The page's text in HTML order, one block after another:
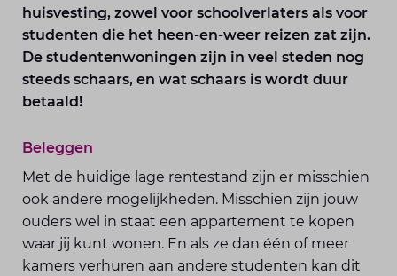
huisvesting, zowel voor schoolverlaters als voor
studenten die het heen-en-weer reizen zat zijn.
De studentenwoningen zijn in veel steden nog
steeds schaars, en wat schaars is wordt duur
betaald!
Beleggen
Met de huidige lage rentestand zijn er misschien
ook andere mogelijkheden. Misschien zijn jouw
ouders wel in staat een appartement te kopen
waar jij kunt wonen. En als ze dan één of meer
kamers verhuren aan andere studenten kan dit